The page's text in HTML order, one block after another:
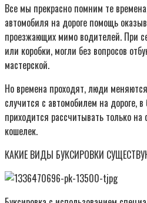
Все мы прекрасно помним те
автомобиля на дороге помощь
проезжающих мимо водителей. При
или коробки, могли без вопросов
мастерской.
Но времена проходят, люди
случится с автомобилем на дороге,
приходится рассчитывать только
кошелек.
КАКИЕ ВИДЫ БУКСИРОВКИ